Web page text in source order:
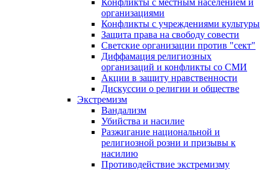
Конфликты с местным населением и
организациями
Конфликты с учреждениями культуры
Защита права на свободу совести
Светские организации против "сект"
Диффамация религиозных
организаций и конфликты со СМИ
Акции в защиту нравственности
Дискуссии о религии и обществе
Экстремизм
Вандализм
Убийства и насилие
Разжигание национальной и
религиозной розни и призывы к
насилию
Противодействие экстремизму